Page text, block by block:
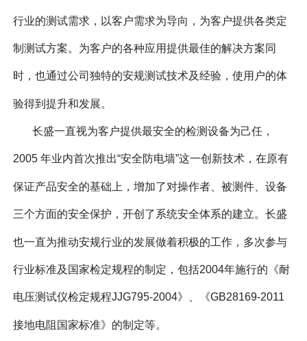
行业的测试需求，以客户需求为导向，为客户提供各类定
制测试方案。为客户的各种应用提供最佳的解决方案同
时，也通过公司独特的安规测试技术及经验，使用户的体
验得到提升和发展。
长盛一直视为客户提供最安全的检测设备为己任，
2005 年业内首次推出“安全防电墙”这一创新技术，在原有
保证产品安全的基础上，增加了对操作者、被测件、设备
三个方面的安全保护，开创了系统安全体系的建立。长盛
也一直为推动安规行业的发展做着积极的工作，多次参与
行业标准及国家检定规程的制定，包括2004年施行的《耐
电压测试仪检定规程JJG795-2004》、《GB28169-2011
接地电阻国家标准》的制定等。